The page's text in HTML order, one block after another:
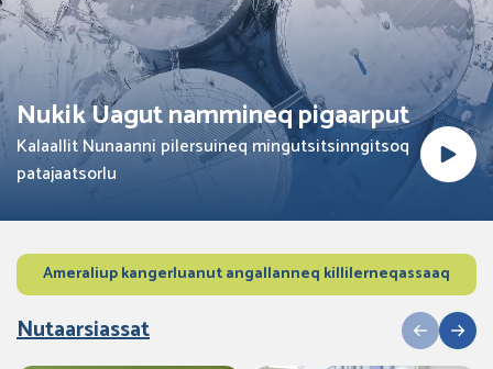
Nukik Uagut nammineq pigaarput
Kalaallit Nunaanni pilersuineq mingutsitsinngitsoq
patajaatsorlu
Ameraliup kangerluanut angallanneq killilerneqassaaq
Nutaarsiassat